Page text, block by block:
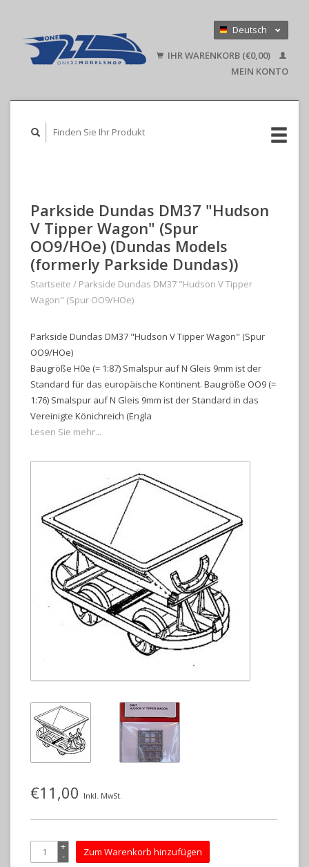
Deutsch
English
IHR WARENKORB (€0,00)
MEIN KONTO
Parkside Dundas DM37 "Hudson
V Tipper Wagon" (Spur
OO9/HOe) (Dundas Models
(formerly Parkside Dundas))
Startseite / Parkside Dundas DM37 "Hudson V Tipper
Wagon" (Spur OO9/HOe)
Parkside Dundas DM37 "Hudson V Tipper Wagon" (Spur
OO9/HOe)
Baugröße H0e (= 1:87) Smalspur auf N Gleis 9mm ist der
Standard für das europäische Kontinent. Baugröße OO9 (=
1:76) Smalspur auf N Gleis 9mm ist der Standard in das
Vereinigte Könichreich (Engla
Lesen Sie mehr...
€11,00 Inkl. MwSt.
+
- Zum Warenkorb hinzufügen